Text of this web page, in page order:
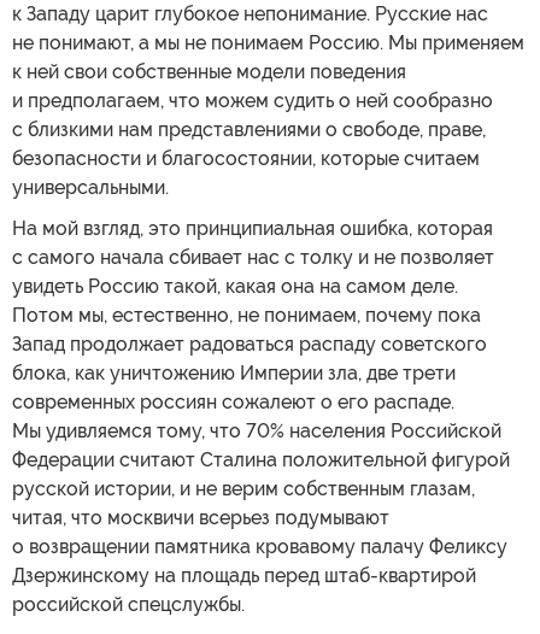
к Западу царит глубокое непонимание. Русские нас
не понимают, а мы не понимаем Россию. Мы применяем
к ней свои собственные модели поведения
и предполагаем, что можем судить о ней сообразно
с близкими нам представлениями о свободе, праве,
безопасности и благосостоянии, которые считаем
универсальными.
На мой взгляд, это принципиальная ошибка, которая
с самого начала сбивает нас с толку и не позволяет
увидеть Россию такой, какая она на самом деле.
Потом мы, естественно, не понимаем, почему пока
Запад продолжает радоваться распаду советского
блока, как уничтожению Империи зла, две трети
современных россиян сожалеют о его распаде.
Мы удивляемся тому, что 70% населения Российской
Федерации считают Сталина положительной фигурой
русской истории, и не верим собственным глазам,
читая, что москвичи всерьез подумывают
о возвращении памятника кровавому палачу Феликсу
Дзержинскому на площадь перед штаб-квартирой
российской спецслужбы.